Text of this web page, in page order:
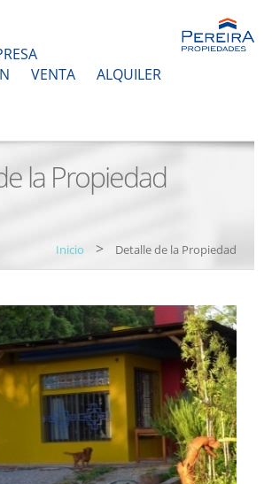
VENTA
ALQUILER
la Propiedad
Inicio > Detalle de la Propiedad